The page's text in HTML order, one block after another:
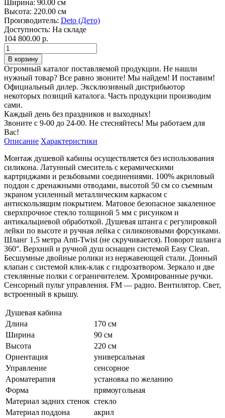
Ширина: 90.00 см
Высота: 220.00 см
Производитель: Deto (Дето)
Доступность: На складе
104 800.00 р.
Огромный каталог поставляемой продукции. Не нашли
нужный товар? Все равно звоните! Мы найдем! И поставим!
Официальный дилер. Эксклюзивный дистрибьютор
некоторых позиций каталога. Часть продукции производим
сами.
Каждый день без праздников и выходных!
Звоните с 9-00 до 24-00. Не стесняйтесь! Мы работаем для
Вас!
Описание Характеристики
Монтаж душевой кабины осуществляется без использования
силикона. Латунный смеситель с керамическими
картриджами и резьбовыми соединениями. 100% акриловый
поддон с дренажными отводами, высотой 50 см со съемным
экраном усиленный металлическим каркасом с
антискользящим покрытием. Матовое безопасное закаленное
сверхпрочное стекло толщиной 5 мм с рисунком и
антикальциевой обработкой. Душевая штанга с регулировкой
лейки по высоте и ручная лейка с силиконовыми форсунками.
Шланг 1,5 метра Anti-Twist (не скручивается). Поворот шланга
360°. Верхний и ручной душ оснащен системой Easy Clean.
Бесшумные двойные ролики из нержавеющей стали. Донный
клапан с системой клик-клак с гидрозатвором. Зеркало и две
стеклянные полки с ограничителем. Хромированные ручки.
Сенсорный пульт управления. FM — радио. Вентилятор. Свет,
встроенный в крышу.
Душевая кабина
Длина
170 см
Ширина
90 см
Высота
220 см
Ориентация
универсальная
Управление
сенсорное
Ароматерапия
установка по желанию
Форма
прямоугольная
Материал задних стенок стекло
Материал поддона
акрил